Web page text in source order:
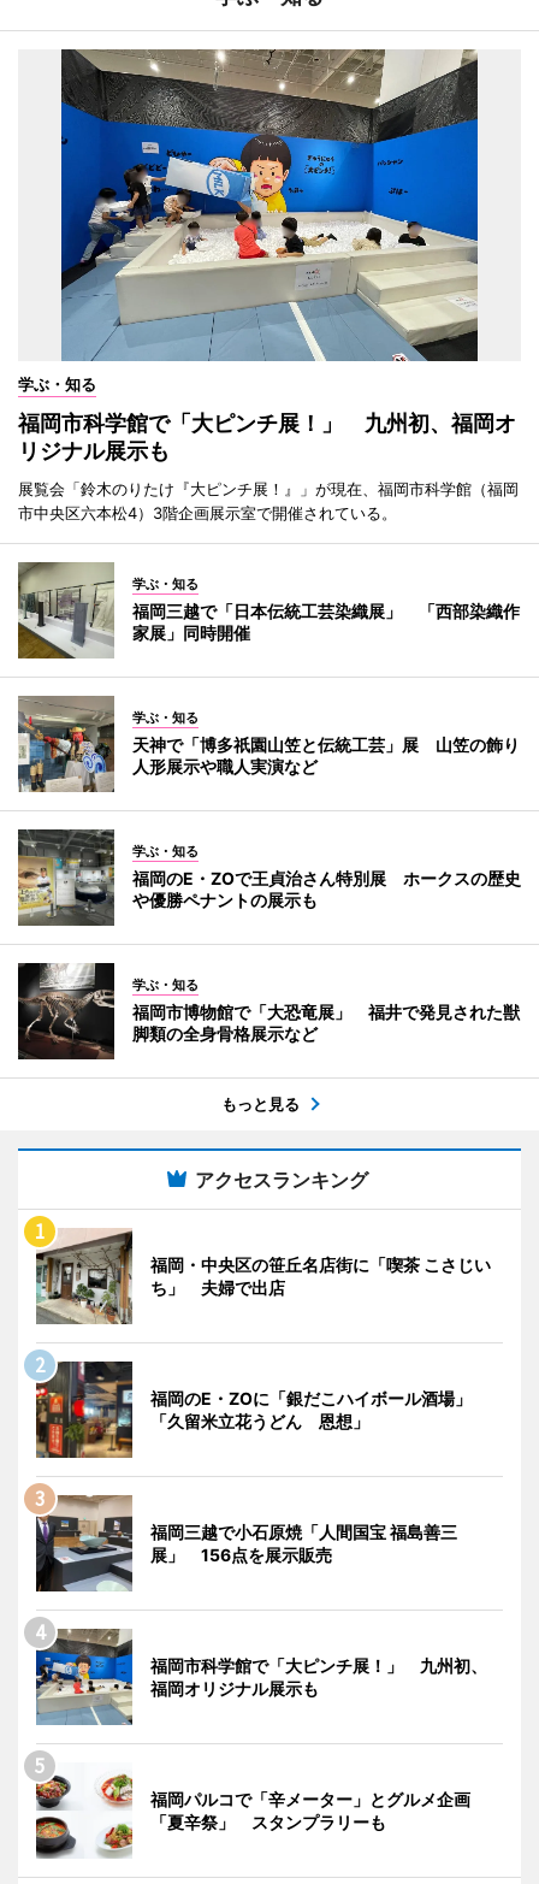
学ぶ・知る
福岡市科学館で「大ピンチ展！」 九州初、福岡オ
リジナル展示も
展覧会「鈴木のりたけ『大ピンチ展！』」が現在、福岡市科学館（福岡
市中央区六本松4）3階企画展示室で開催されている。
学ぶ・知る
福岡三越で「日本伝統工芸染織展」 「西部染織作
家展」同時開催
学ぶ・知る
天神で「博多祇園山笠と伝統工芸」展 山笠の飾り
人形展示や職人実演など
学ぶ・知る
福岡のE・ZOで王貞治さん特別展 ホークスの歴史
や優勝ペナントの展示も
学ぶ・知る
福岡市博物館で「大恐竜展」 福井で発見された獣
脚類の全身骨格展示など
もっと見る
アクセスランキング
福岡・中央区の笹丘名店街に「喫茶 こさじい
ち」 夫婦で出店
福岡のE・ZOに「銀だこハイボール酒場」
「久留米立花うどん 恩想」
福岡三越で小石原焼「人間国宝 福島善三
展」 156点を展示販売
福岡市科学館で「大ピンチ展！」 九州初、
福岡オリジナル展示も
福岡パルコで「辛メーター」とグルメ企画
「夏辛祭」 スタンプラリーも